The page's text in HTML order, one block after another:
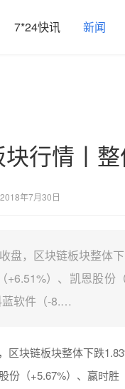
7*24快讯 新闻
行情丨
2018年7月30日
盘，区块链板块整体
+6.51%）、凯恩股份
蓝软件（-8.…
区块链板块整体下跌
份（+5.67%）、赢时